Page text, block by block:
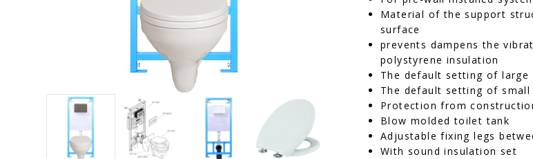
Material of the support
surface
prevents dampens the
polystyrene insulation
The default setting of large
The default setting of small
Protection from
Blow molded toilet tank
Adjustable fixing legs
With sound insulation set